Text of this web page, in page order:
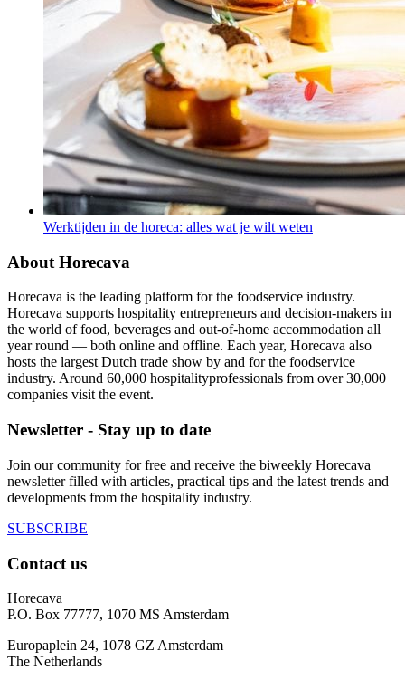
Werktijden in de horeca: alles wat je wilt weten
About Horecava
Horecava is the leading platform for the foodservice industry.
Horecava supports hospitality entrepreneurs and decision-makers in
the world of food, beverages and out-of-home accommodation all
year round — both online and offline. Each year, Horecava also
hosts the largest Dutch trade show by and for the foodservice
industry. Around 60,000 hospitalityprofessionals from over 30,000
companies visit the event.
Newsletter - Stay up to date
Join our community for free and receive the biweekly Horecava
newsletter filled with articles, practical tips and the latest trends and
developments from the hospitality industry.
SUBSCRIBE
Contact us
Horecava
P.O. Box 77777, 1070 MS Amsterdam
Europaplein 24, 1078 GZ Amsterdam
The Netherlands